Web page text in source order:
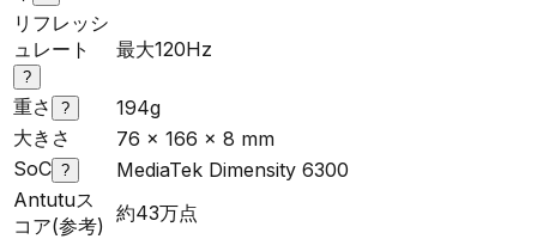
リフレッシ
ュレート
?
最大120Hz
重さ ?
194g
大きさ
76 x 166 x 8 mm
SoC ?
MediaTek Dimensity 6300
Antutuス
コア(参考)
約43万点